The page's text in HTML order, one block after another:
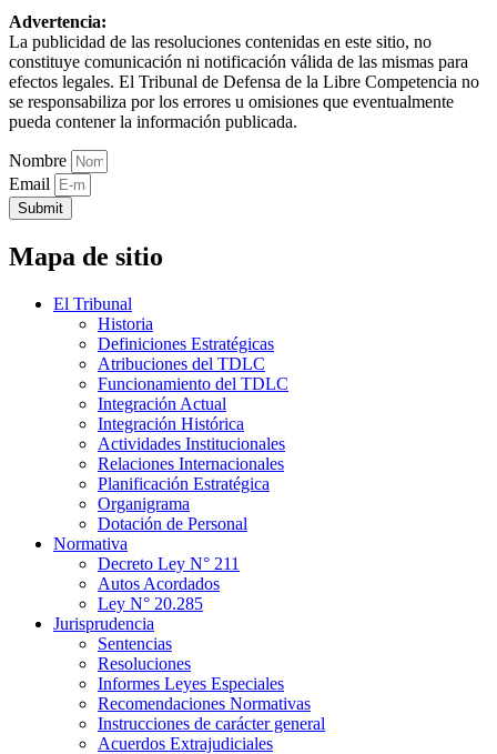
Advertencia:
La publicidad de las resoluciones contenidas en este sitio, no
constituye comunicación ni notificación válida de las mismas para
efectos legales. El Tribunal de Defensa de la Libre Competencia no
se responsabiliza por los errores u omisiones que eventualmente
pueda contener la información publicada.
Nombre
Email
Submit
Mapa de sitio
El Tribunal
Historia
Definiciones Estratégicas
Atribuciones del TDLC
Funcionamiento del TDLC
Integración Actual
Integración Histórica
Actividades Institucionales
Relaciones Internacionales
Planificación Estratégica
Organigrama
Dotación de Personal
Normativa
Decreto Ley N° 211
Autos Acordados
Ley N° 20.285
Jurisprudencia
Sentencias
Resoluciones
Informes Leyes Especiales
Recomendaciones Normativas
Instrucciones de carácter general
Acuerdos Extrajudiciales